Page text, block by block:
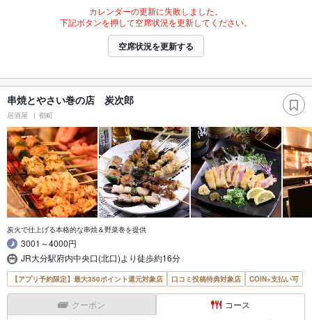
カレンダーの更新に失敗しました。
下記ボタンを押して空席状況を更新してください。
空席状況を更新する
串焼とやさい巻の店 炭次郎
居酒屋 都町
炭火で仕上げる本格的な串焼＆野菜巻を提供
3001～4000円
JR大分駅府内中央口(北口)より徒歩約16分
【アプリ予約限定】最大350ポイント還元対象店 口コミ投稿特典対象店 COIN+支払い可
クーポン コース